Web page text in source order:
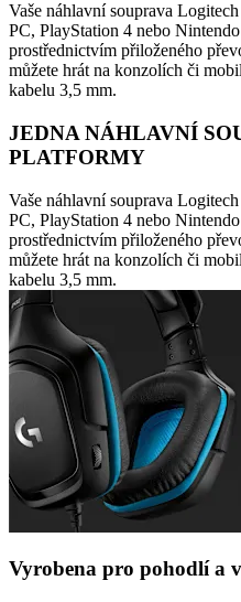
Vaše náhlavní souprava
PC, PlayStation 4 nebo
prostřednictvím přiloženého
můžete hrát na konzolích či
kabelu 3,5 mm.
JEDNA NÁHLAVNÍ
PLATFORMY
Vaše náhlavní souprava
PC, PlayStation 4 nebo
prostřednictvím přiloženého
můžete hrát na konzolích či
kabelu 3,5 mm.
Vyrobena pro pohodlí a